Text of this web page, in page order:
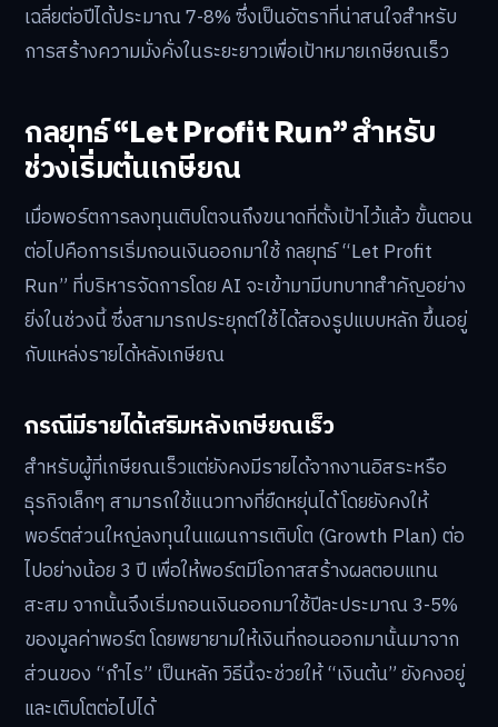
เฉลี่ยต่อปีได้ประมาณ 7-8% ซึ่งเป็นอัตราที่น่าสนใจสำหรับ
การสร้างความมั่งคั่งในระยะยาวเพื่อเป้าหมายเกษียณเร็ว
กลยุทธ์ “Let Profit Run” สำหรับ
ช่วงเริ่มต้นเกษียณ
เมื่อพอร์ตการลงทุนเติบโตจนถึงขนาดที่ตั้งเป้าไว้แล้ว ขั้นตอน
ต่อไปคือการเริ่มถอนเงินออกมาใช้ กลยุทธ์ “Let Profit
Run” ที่บริหารจัดการโดย AI จะเข้ามามีบทบาทสำคัญอย่าง
ยิ่งในช่วงนี้ ซึ่งสามารถประยุกต์ใช้ได้สองรูปแบบหลัก ขึ้นอยู่
กับแหล่งรายได้หลังเกษียณ
กรณีมีรายได้เสริมหลังเกษียณเร็ว
สำหรับผู้ที่เกษียณเร็วแต่ยังคงมีรายได้จากงานอิสระหรือ
ธุรกิจเล็กๆ สามารถใช้แนวทางที่ยืดหยุ่นได้ โดยยังคงให้
พอร์ตส่วนใหญ่ลงทุนในแผนการเติบโต (Growth Plan) ต่อ
ไปอย่างน้อย 3 ปี เพื่อให้พอร์ตมีโอกาสสร้างผลตอบแทน
สะสม จากนั้นจึงเริ่มถอนเงินออกมาใช้ปีละประมาณ 3-5%
ของมูลค่าพอร์ต โดยพยายามให้เงินที่ถอนออกมานั้นมาจาก
ส่วนของ “กำไร” เป็นหลัก วิธีนี้จะช่วยให้ “เงินต้น” ยังคงอยู่
และเติบโตต่อไปได้